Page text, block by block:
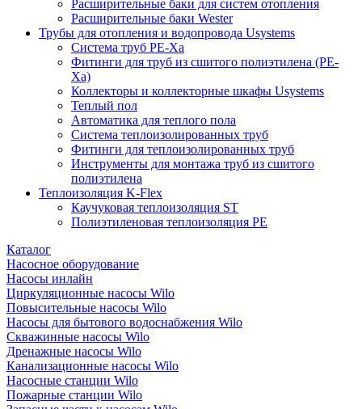
Расширительные баки для систем отопления
Расширительные баки Wester
Трубы для отопления и водопровода Usystems
Система труб PE-Xa
Фитинги для труб из сшитого полиэтилена (PE-
Xa)
Коллекторы и коллекторные шкафы Usystems
Теплый пол
Автоматика для теплого пола
Система теплоизолированных труб
Фитинги для теплоизолированных труб
Инструменты для монтажа труб из сшитого
полиэтилена
Теплоизоляция K-Flex
Каучуковая теплоизоляция ST
Полиэтиленовая теплоизоляция PE
Каталог
Насосное оборудование
Насосы инлайн
Циркуляционные насосы Wilo
Повысительные насосы Wilo
Насосы для бытового водоснабжения Wilo
Скважинные насосы Wilo
Дренажные насосы Wilo
Канализационные насосы Wilo
Насосные станции Wilo
Пожарные станции Wilo